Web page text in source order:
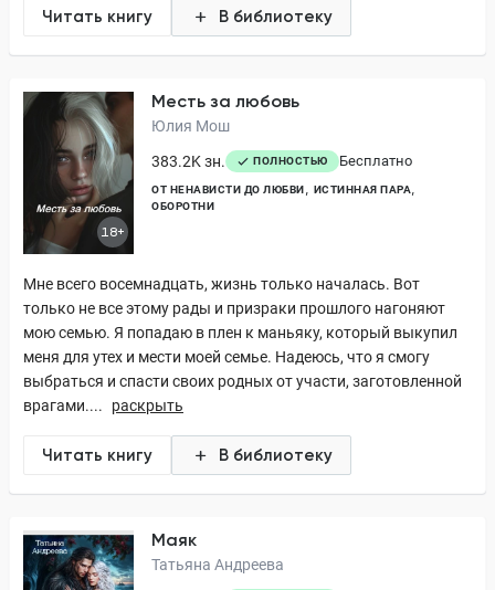
Читать книгу В библиотеку
18+
Месть за любовь
Юлия Мош
383.2K зн.
ПОЛНОСТЬЮ Бесплатно
ОТ НЕНАВИСТИ ДО ЛЮБВИ
ИСТИННАЯ ПАРА
ОБОРОТНИ
Мне всего восемнадцать, жизнь только началась. Вот
только не все этому рады и призраки прошлого нагоняют
мою семью. Я попадаю в плен к маньяку, который выкупил
меня для утех и мести моей семье. Надеюсь, что я смогу
выбраться и спасти своих родных от участи, заготовленной
врагами....
раскрыть
Читать книгу В библиотеку
Маяк
Татьяна Андреева